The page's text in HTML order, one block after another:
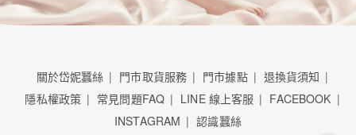
關於岱妮蠶絲 門市取貨服務 門市據點
退換貨須知
隱私權政策
常見問題FAQ LINE 線上客服
FACEBOOK
INSTAGRAM
認識蠶絲